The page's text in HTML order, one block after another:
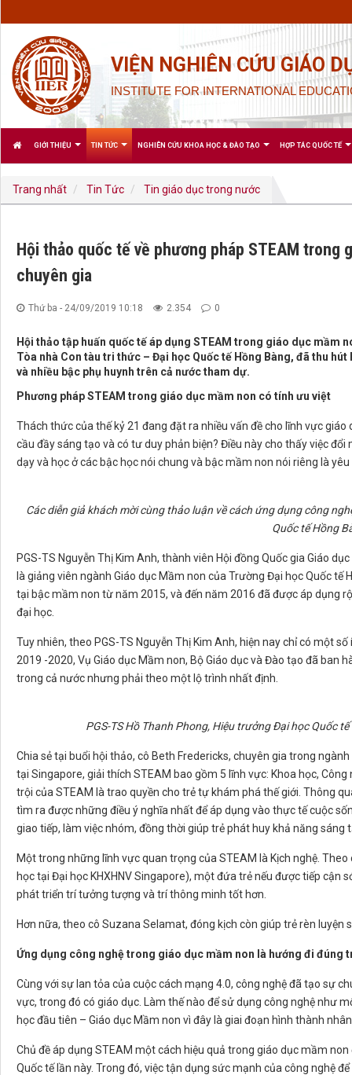
VIỆN NGHIÊN CỨU GIÁO
INSTITUTE FOR INTERNATIONAL
GIỚI THIỆU TIN TỨC NGHIÊN CỨU KHOA HỌC & ĐÀO TẠO HỢP TÁC QUỐC TẾ
Trang nhất Tin Tức Tin giáo dục trong nước
Hội thảo quốc tế về phương pháp STEAM trong
chuyên gia
Thứ ba - 24/09/2019 10:18 2.354 0
Hội thảo tập huấn quốc tế áp dụng STEAM trong giáo dục mầm
Tòa nhà Con tàu tri thức – Đại học Quốc tế Hồng Bàng, đã thu
và nhiều bậc phụ huynh trên cả nước tham dự.
Phương pháp STEAM trong giáo dục mầm non có tính ưu việt
Thách thức của thế kỷ 21 đang đặt ra nhiều vấn đề cho lĩnh vực
cầu đầy sáng tạo và có tư duy phản biện? Điều này cho thấy việc
dạy và học ở các bậc học nói chung và bậc mầm non nói riêng là
Các diễn giả khách mời cùng thảo luận về cách ứng dụng công
Quốc tế Hồng
PGS-TS Nguyễn Thị Kim Anh, thành viên Hội đồng Quốc gia Giáo
là giảng viên ngành Giáo dục Mầm non của Trường Đại học Quốc tế
tại bậc mầm non từ năm 2015, và đến năm 2016 đã được áp dụng
đại học.
Tuy nhiên, theo PGS-TS Nguyễn Thị Kim Anh, hiện nay chỉ có một
2019 -2020, Vụ Giáo dục Mầm non, Bộ Giáo dục và Đào tạo đã ban
trong cả nước nhưng phải theo một lộ trình nhất định.
PGS-TS Hồ Thanh Phong, Hiệu trưởng Đại học Quốc
Chia sẻ tại buổi hội thảo, cô Beth Fredericks, chuyên gia trong
tại Singapore, giải thích STEAM bao gồm 5 lĩnh vực: Khoa học,
trội của STEAM là trao quyền cho trẻ tự khám phá thế giới. Thông
tìm ra được những điều ý nghĩa nhất để áp dụng vào thực tế cuộc
giao tiếp, làm việc nhóm, đồng thời giúp trẻ phát huy khả năng sáng
Một trong những lĩnh vực quan trọng của STEAM là Kịch nghệ.
học tại Đại học KHXHNV Singapore), một đứa trẻ nếu được tiếp cận
phát triển trí tưởng tượng và trí thông minh tốt hơn.
Hơn nữa, theo cô Suzana Selamat, đóng kịch còn giúp trẻ rèn
Ứng dụng công nghệ trong giáo dục mầm non là hướng đi đúng
Cùng với sự lan tỏa của cuộc cách mạng 4.0, công nghệ đã tạo sự
vực, trong đó có giáo dục. Làm thế nào để sử dụng công nghệ như
học đầu tiên – Giáo dục Mầm non vì đây là giai đoạn hình thành
Chủ đề áp dụng STEAM một cách hiệu quả trong giáo dục mầm
Quốc tế lần này. Trong đó, việc tận dụng sức mạnh của công nghệ